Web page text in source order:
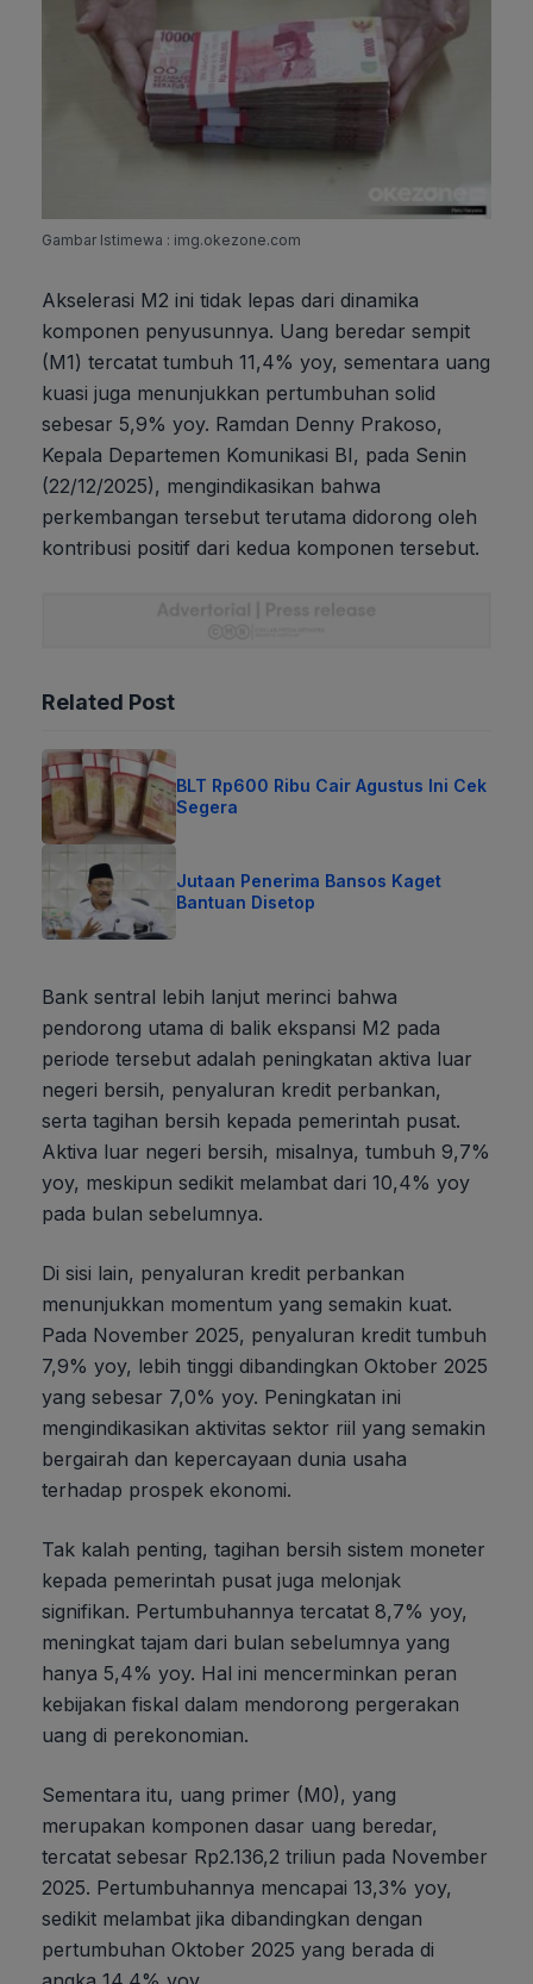
Gambar Istimewa : img.okezone.com
Akselerasi M2 ini tidak lepas dari dinamika
komponen penyusunnya. Uang beredar sempit
(M1) tercatat tumbuh 11,4% yoy, sementara uang
kuasi juga menunjukkan pertumbuhan solid
sebesar 5,9% yoy. Ramdan Denny Prakoso,
Kepala Departemen Komunikasi BI, pada Senin
(22/12/2025), mengindikasikan bahwa
perkembangan tersebut terutama didorong oleh
kontribusi positif dari kedua komponen tersebut.
Related Post
BLT Rp600 Ribu Cair Agustus Ini Cek
Segera
Jutaan Penerima Bansos Kaget
Bantuan Disetop
Bank sentral lebih lanjut merinci bahwa
pendorong utama di balik ekspansi M2 pada
periode tersebut adalah peningkatan aktiva luar
negeri bersih, penyaluran kredit perbankan,
serta tagihan bersih kepada pemerintah pusat.
Aktiva luar negeri bersih, misalnya, tumbuh 9,7%
yoy, meskipun sedikit melambat dari 10,4% yoy
pada bulan sebelumnya.
Di sisi lain, penyaluran kredit perbankan
menunjukkan momentum yang semakin kuat.
Pada November 2025, penyaluran kredit tumbuh
7,9% yoy, lebih tinggi dibandingkan Oktober 2025
yang sebesar 7,0% yoy. Peningkatan ini
mengindikasikan aktivitas sektor riil yang semakin
bergairah dan kepercayaan dunia usaha
terhadap prospek ekonomi.
Tak kalah penting, tagihan bersih sistem moneter
kepada pemerintah pusat juga melonjak
signifikan. Pertumbuhannya tercatat 8,7% yoy,
meningkat tajam dari bulan sebelumnya yang
hanya 5,4% yoy. Hal ini mencerminkan peran
kebijakan fiskal dalam mendorong pergerakan
uang di perekonomian.
Sementara itu, uang primer (M0), yang
merupakan komponen dasar uang beredar,
tercatat sebesar Rp2.136,2 triliun pada November
2025. Pertumbuhannya mencapai 13,3% yoy,
sedikit melambat jika dibandingkan dengan
pertumbuhan Oktober 2025 yang berada di